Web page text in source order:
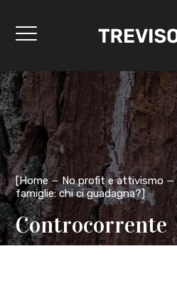
[Home No profit e attivismo
famiglie: chi ci guadagna?]
Controcorrente